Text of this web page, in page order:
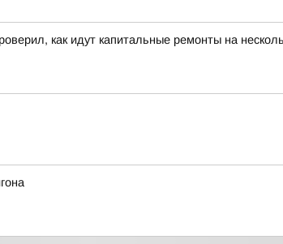
как идут капитальные ремонты на